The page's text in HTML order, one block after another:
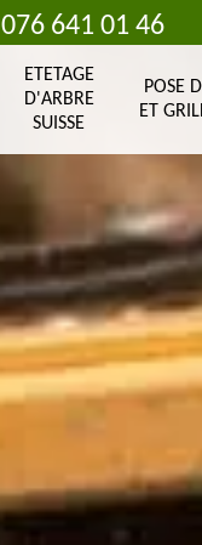
076 641 01 46
ETETAGE
D'ARBRE
SUISSE
POSE
ET